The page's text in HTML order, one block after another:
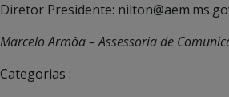
Diretor Presidente:
Marcelo Armôa – Assessoria de
Categorias :